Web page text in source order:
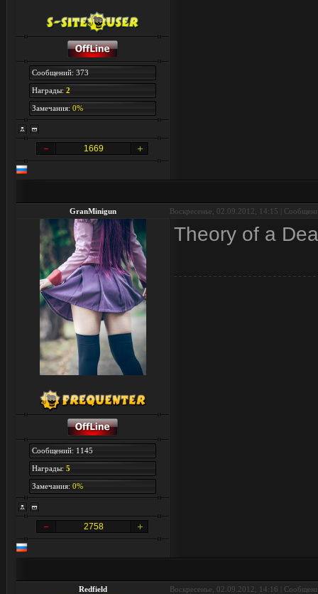
Сообщений: 373
Награды: 2
Замечания: 0%
1669
GranMinigun Воскресенье, 02.09.2012, 14:15 |
Сообщений: 1145
Награды: 5
Замечания: 0%
2758
Theory of a
Redfield Воскресенье, 02.09.2012, 14:16 |